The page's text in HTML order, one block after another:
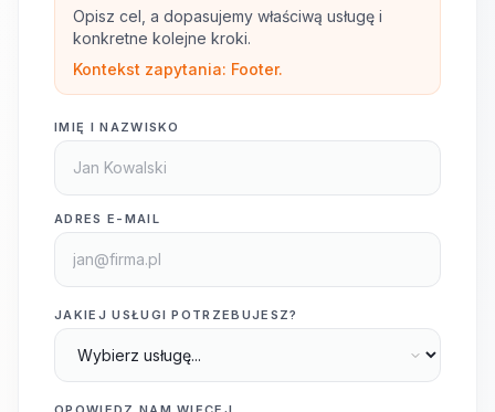
Opisz cel, a dopasujemy właściwą usługę i
konkretne kolejne kroki.
Kontekst zapytania: Footer.
IMIĘ I NAZWISKO
ADRES E-MAIL
JAKIEJ USŁUGI POTRZEBUJESZ?